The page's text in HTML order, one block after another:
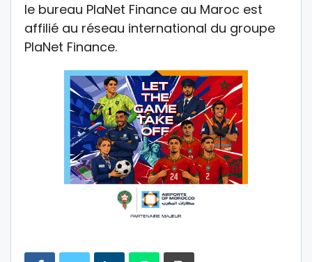
le bureau PlaNet Finance au Maroc est
affilié au réseau international du groupe
PlaNet Finance.